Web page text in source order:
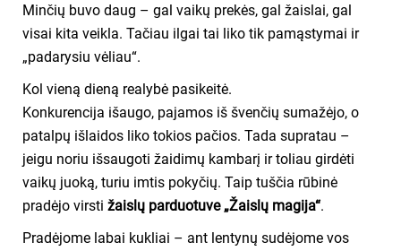
Minčių buvo daug – gal vaikų prekės, gal žaislai, gal
visai kita veikla. Tačiau ilgai tai liko tik pamąstymai ir
„padarysiu vėliau“.
Kol vieną dieną realybė pasikeitė.
Konkurencija išaugo, pajamos iš švenčių sumažėjo, o
patalpų išlaidos liko tokios pačios. Tada supratau –
jeigu noriu išsaugoti žaidimų kambarį ir toliau girdėti
vaikų juoką, turiu imtis pokyčių. Taip tuščia rūbinė
pradėjo virsti žaislų parduotuve „Žaislų magija“.
Pradėjome labai kukliai – ant lentynų sudėjome vos